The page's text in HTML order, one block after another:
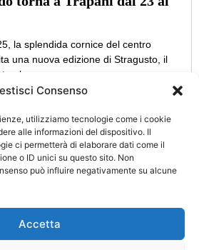
Consenso
utilizziamo tecnologie come i cookie
alle informazioni del dispositivo. Il
ci permetterà di elaborare dati come il
o ID unici su questo sito. Non
può influire negativamente su alcune
Accetta
la splendida cornice del centro
una nuova edizione di Stragusto, il
al
Attualità Cultura
d’Italia
Politica
Turismo Cronaca
INFO
UTILI
Cookie Policy